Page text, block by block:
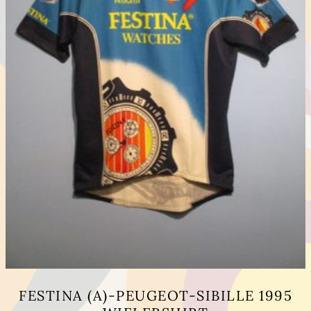
FESTINA (A)-PEUGEOT-SIBILLE 1995